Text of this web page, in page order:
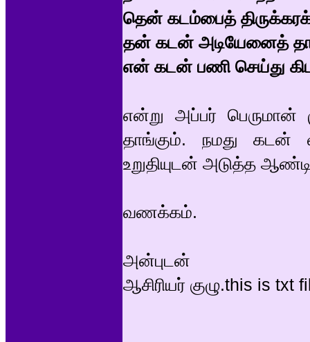
தென் கடம்பைத்
தன் கடன் அடியேனைத்
என் கடன் பணி செய்து
என்று அப்பர் பெருமான்
தாங்கும். நமது கடன்
உறுதியுடன் அடுத்த
வணக்கம்.
அன்புடன்
ஆசிரியர் குழு.this is txt